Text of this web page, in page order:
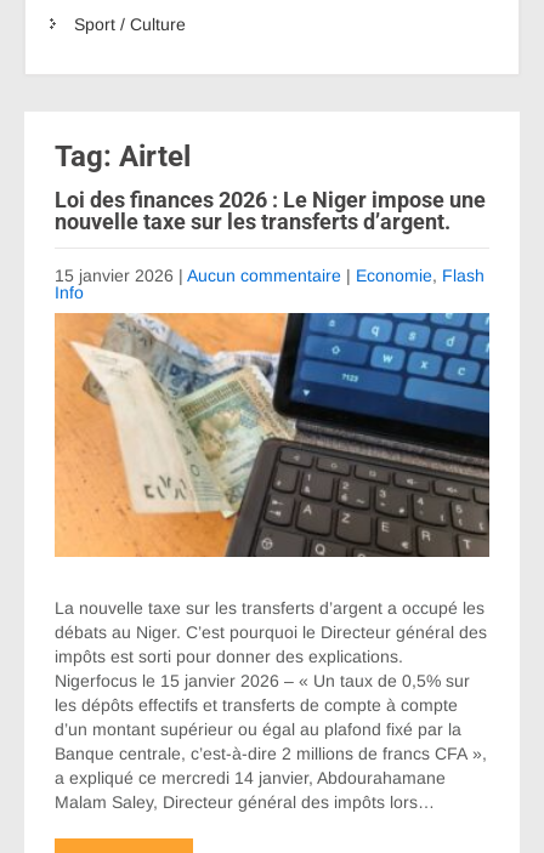
Sport / Culture
Tag: Airtel
Loi des finances 2026 : Le Niger impose une
nouvelle taxe sur les transferts d’argent.
15 janvier 2026 | Aucun commentaire | Economie, Flash
Info
La nouvelle taxe sur les transferts d’argent a occupé les
débats au Niger. C’est pourquoi le Directeur général des
impôts est sorti pour donner des explications.
Nigerfocus le 15 janvier 2026 – « Un taux de 0,5% sur
les dépôts effectifs et transferts de compte à compte
d’un montant supérieur ou égal au plafond fixé par la
Banque centrale, c’est-à-dire 2 millions de francs CFA »,
a expliqué ce mercredi 14 janvier, Abdourahamane
Malam Saley, Directeur général des impôts lors…